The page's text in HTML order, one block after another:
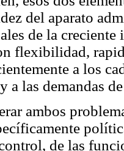
del aparato
de la
flexibilidad,
a los
a las demandas
ambos
de las